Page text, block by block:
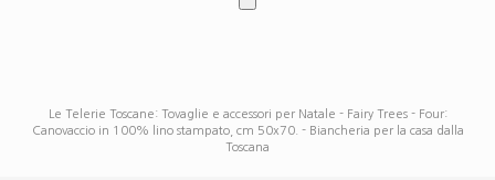
Le Telerie Toscane: Tovaglie e accessori per Natale - Fairy Trees - Four:
Canovaccio in 100% lino stampato, cm 50x70. - Biancheria per la casa dalla
Toscana